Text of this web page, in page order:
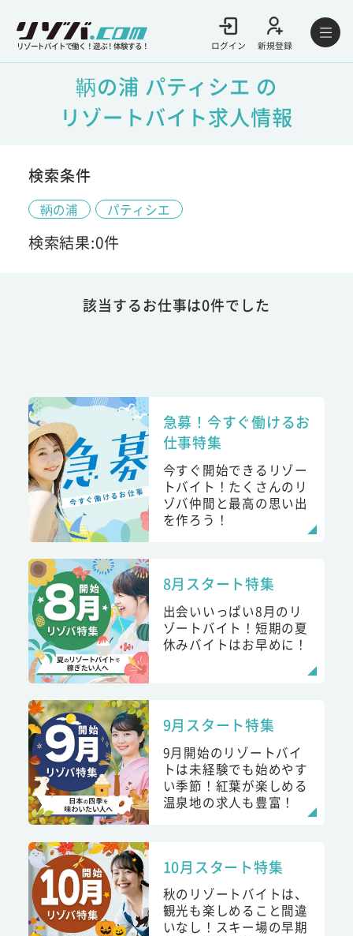
リゾートバイトで働く！遊ぶ！体験する！ ログイン 新規登録
鞆の浦 パティシエ の
リゾートバイト求人情報
検索条件
鞆の浦 パティシエ
検索結果:0件
該当するお仕事は0件でした
急募！今すぐ働けるお
仕事特集
今すぐ開始できるリゾー
トバイト！たくさんのリ
ゾバ仲間と最高の思い出
を作ろう！
8月スタート特集
出会いいっぱい8月のリ
ゾートバイト！短期の夏
休みバイトはお早めに！
9月スタート特集
9月開始のリゾートバイ
トは未経験でも始めやす
い季節！紅葉が楽しめる
温泉地の求人も豊富！
10月スタート特集
秋のリゾートバイトは、
観光も楽しめること間違
いなし！スキー場の早期